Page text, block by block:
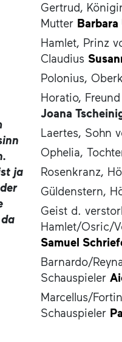
ja
Gertrud,
Mutter Barbara
Hamlet, Prinz
Claudius
Polonius,
Horatio,
Joana
Laertes, Sohn
Ophelia,
Rosenkranz,
Güldenstern,
Geist d.
Hamlet/Osric/
Samuel
Barnardo/
Schauspieler
Marcellus/
Schauspieler